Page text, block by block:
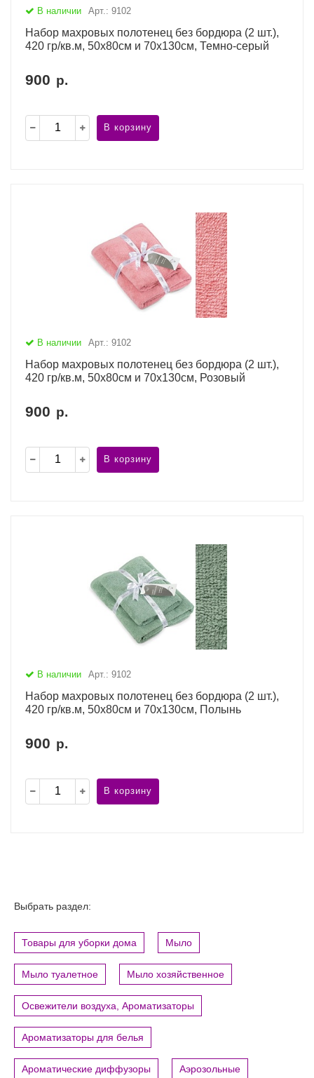
В наличии Арт.: 9102
Набор махровых полотенец без бордюра (2 шт.),
420 гр/кв.м, 50х80см и 70х130см, Темно-серый
900 р.
В корзину
В наличии Арт.: 9102
Набор махровых полотенец без бордюра (2 шт.),
420 гр/кв.м, 50х80см и 70х130см, Розовый
900 р.
В корзину
В наличии Арт.: 9102
Набор махровых полотенец без бордюра (2 шт.),
420 гр/кв.м, 50х80см и 70х130см, Полынь
900 р.
В корзину
Выбрать раздел:
Товары для уборки дома Мыло
Мыло туалетное Мыло хозяйственное
Освежители воздуха, Ароматизаторы
Ароматизаторы для белья
Ароматические диффузоры Аэрозольные